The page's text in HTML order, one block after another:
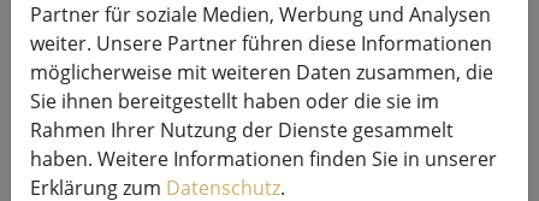
Sirius Tech-Line Lichterkette
Erweiterung 90 LED warmweiß 9 m
außen 230V schwarz
Partner für soziale Medien, Werbung und Analysen
weiter. Unsere Partner führen diese Informationen
möglicherweise mit weiteren Daten zusammen, die
Sie ihnen bereitgestellt haben oder die sie im
Rahmen Ihrer Nutzung der Dienste gesammelt
haben. Weitere Informationen finden Sie in unserer
Erklärung zum Datenschutz.